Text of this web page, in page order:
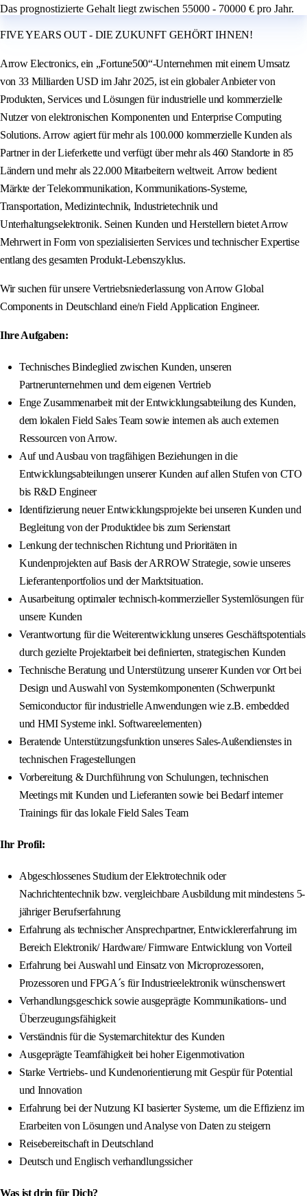
Das prognostizierte Gehalt liegt zwischen 55000 - 70000 € pro Jahr.
FIVE YEARS OUT - DIE ZUKUNFT GEHÖRT IHNEN!
Arrow Electronics, ein „Fortune500“-Unternehmen mit einem Umsatz
von 33 Milliarden USD im Jahr 2025, ist ein globaler Anbieter von
Produkten, Services und Lösungen für industrielle und kommerzielle
Nutzer von elektronischen Komponenten und Enterprise Computing
Solutions. Arrow agiert für mehr als 100.000 kommerzielle Kunden als
Partner in der Lieferkette und verfügt über mehr als 460 Standorte in 85
Ländern und mehr als 22.000 Mitarbeitern weltweit. Arrow bedient
Märkte der Telekommunikation, Kommunikations-Systeme,
Transportation, Medizintechnik, Industrietechnik und
Unterhaltungselektronik. Seinen Kunden und Herstellern bietet Arrow
Mehrwert in Form von spezialisierten Services und technischer Expertise
entlang des gesamten Produkt-Lebenszyklus.
Wir suchen für unsere Vertriebsniederlassung von Arrow Global
Components in Deutschland eine/n Field Application Engineer.
Ihre Aufgaben:
Technisches Bindeglied zwischen Kunden, unseren
Partnerunternehmen und dem eigenen Vertrieb
Enge Zusammenarbeit mit der Entwicklungsabteilung des Kunden,
dem lokalen Field Sales Team sowie internen als auch externen
Ressourcen von Arrow.
Auf und Ausbau von tragfähigen Beziehungen in die
Entwicklungsabteilungen unserer Kunden auf allen Stufen von CTO
bis R&D Engineer
Identifizierung neuer Entwicklungsprojekte bei unseren Kunden und
Begleitung von der Produktidee bis zum Serienstart
Lenkung der technischen Richtung und Prioritäten in
Kundenprojekten auf Basis der ARROW Strategie, sowie unseres
Lieferantenportfolios und der Marktsituation.
Ausarbeitung optimaler technisch-kommerzieller Systemlösungen für
unsere Kunden
Verantwortung für die Weiterentwicklung unseres Geschäftspotentials
durch gezielte Projektarbeit bei definierten, strategischen Kunden
Technische Beratung und Unterstützung unserer Kunden vor Ort bei
Design und Auswahl von Systemkomponenten (Schwerpunkt
Semiconductor für industrielle Anwendungen wie z.B. embedded
und HMI Systeme inkl. Softwareelementen)
Beratende Unterstützungsfunktion unseres Sales-Außendienstes in
technischen Fragestellungen
Vorbereitung & Durchführung von Schulungen, technischen
Meetings mit Kunden und Lieferanten sowie bei Bedarf interner
Trainings für das lokale Field Sales Team
Ihr Profil:
Abgeschlossenes Studium der Elektrotechnik oder
Nachrichtentechnik bzw. vergleichbare Ausbildung mit mindestens 5-
jähriger Berufserfahrung
Erfahrung als technischer Ansprechpartner, Entwicklererfahrung im
Bereich Elektronik/ Hardware/ Firmware Entwicklung von Vorteil
Erfahrung bei Auswahl und Einsatz von Microprozessoren,
Prozessoren und FPGA´s für Industrieelektronik wünschenswert
Verhandlungsgeschick sowie ausgeprägte Kommunikations- und
Überzeugungsfähigkeit
Verständnis für die Systemarchitektur des Kunden
Ausgeprägte Teamfähigkeit bei hoher Eigenmotivation
Starke Vertriebs- und Kundenorientierung mit Gespür für Potential
und Innovation
Erfahrung bei der Nutzung KI basierter Systeme, um die Effizienz im
Erarbeiten von Lösungen und Analyse von Daten zu steigern
Reisebereitschaft in Deutschland
Deutsch und Englisch verhandlungssicher
Was ist drin für Dich?